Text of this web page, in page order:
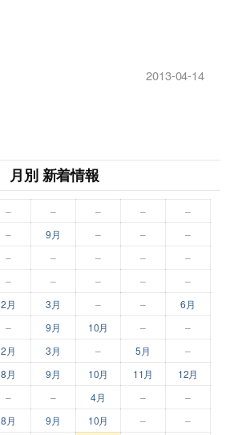
2013-04-14
月別 新着情報
– – – –
–
– 9月 – – –
– – – –
–
– – – – –
2月 3月 – –
6月
– 9月 10月 – –
2月 3月 – 5月
–
8月 9月 10月 11月 12月
– – 4月 –
–
8月 9月 10月 – –